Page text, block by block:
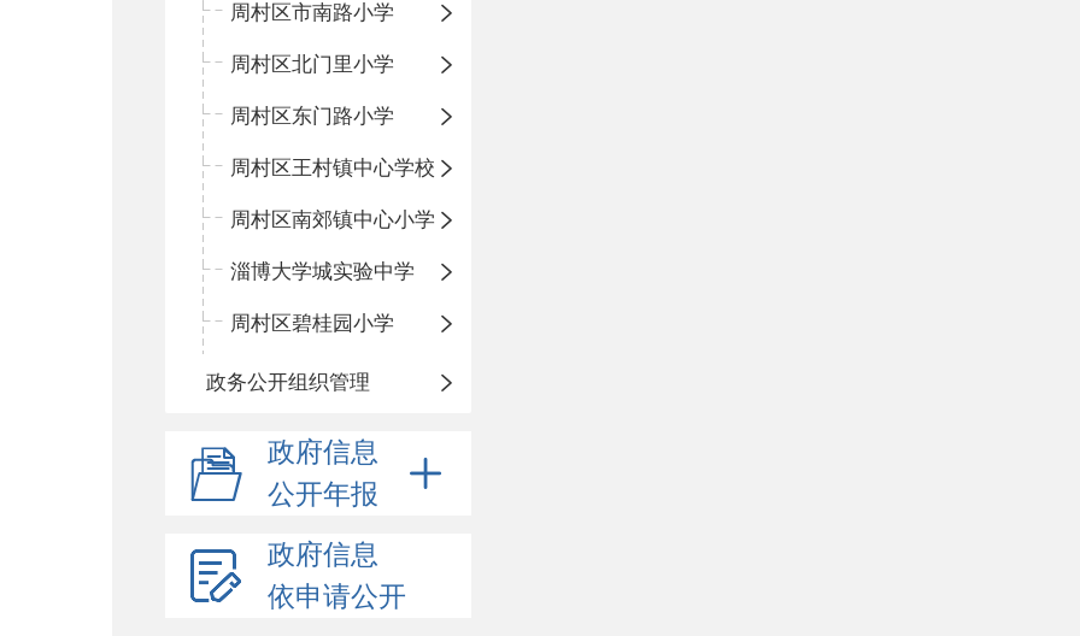
周村区市南路小学
周村区北门里小学
周村区东门路小学
周村区王村镇中心学校
周村区南郊镇中心小学
淄博大学城实验中学
周村区碧桂园小学
政务公开组织管理
政府信息
公开年报
政府信息
依申请公开